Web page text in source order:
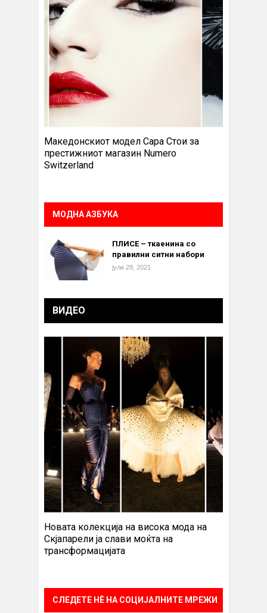
Македонскиот модел Сара Стои за
престижниот магазин Numero
Switzerland
МОДНА АЗБУКА
ПЛИСЕ – ткаенина со
правилни ситни набори
јули 29, 2021
ВИДЕО
Новата колекција на висока мода на
Скјапарели ја слави моќта на
трансформацијата
СЛЕДЕТЕ НÈ НА СОЦИЈАЛНИТЕ МРЕЖИ